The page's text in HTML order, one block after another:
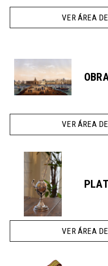
VER ÁREA
VER ÁREA
VER ÁREA